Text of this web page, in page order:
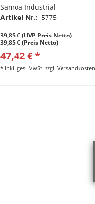
Samoa Industrial
Artikel Nr.: 5775
39,85 €(UVP Preis Netto)
39,85 € (Preis Netto)
47,42 € *
* inkl. ges. MwSt. zzgl.Versandkosten